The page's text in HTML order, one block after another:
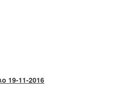
19-11-2016